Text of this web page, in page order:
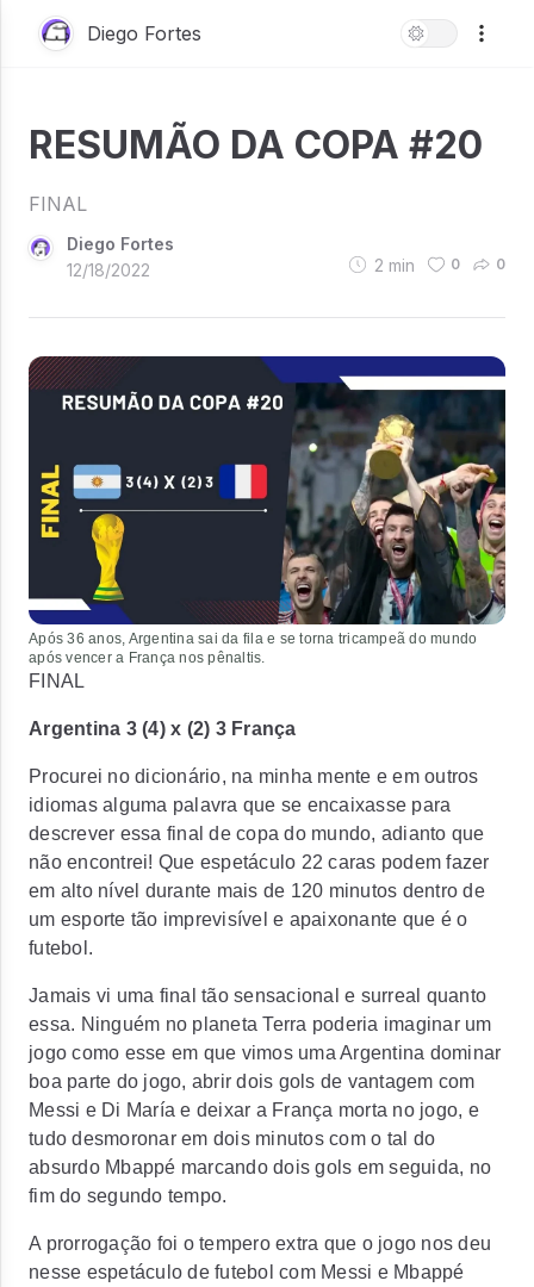
Diego Fortes
RESUMÃO DA COPA #20
FINAL
Diego Fortes
12/18/2022
2 min 0 0
Após 36 anos, Argentina sai da fila e se torna tricampeã do mundo
após vencer a França nos pênaltis.
FINAL
Argentina 3 (4) x (2) 3 França
Procurei no dicionário, na minha mente e em outros
idiomas alguma palavra que se encaixasse para
descrever essa final de copa do mundo, adianto que
não encontrei! Que espetáculo 22 caras podem fazer
em alto nível durante mais de 120 minutos dentro de
um esporte tão imprevisível e apaixonante que é o
futebol.
Jamais vi uma final tão sensacional e surreal quanto
essa. Ninguém no planeta Terra poderia imaginar um
jogo como esse em que vimos uma Argentina dominar
boa parte do jogo, abrir dois gols de vantagem com
Messi e Di María e deixar a França morta no jogo, e
tudo desmoronar em dois minutos com o tal do
absurdo Mbappé marcando dois gols em seguida, no
fim do segundo tempo.
A prorrogação foi o tempero extra que o jogo nos deu
nesse espetáculo de futebol com Messi e Mbappé